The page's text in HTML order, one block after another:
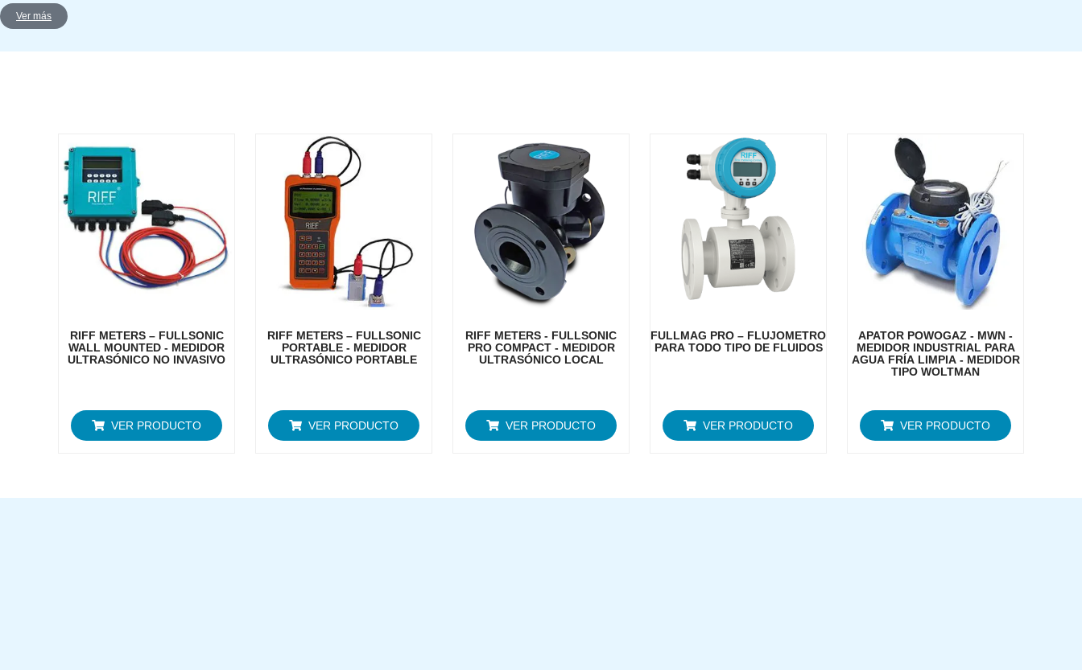
Ver más
RIFF METERS – FULLSONIC
WALL MOUNTED - MEDIDOR
ULTRASÓNICO NO INVASIVO
VER PRODUCTO
RIFF METERS – FULLSONIC
PORTABLE - MEDIDOR
ULTRASÓNICO PORTABLE
VER PRODUCTO
RIFF METERS - FULLSONIC
PRO COMPACT - MEDIDOR
ULTRASÓNICO LOCAL
VER PRODUCTO
FULLMAG PRO – FLUJOMETRO
PARA TODO TIPO DE FLUIDOS
VER PRODUCTO
APATOR POWOGAZ - MWN -
MEDIDOR INDUSTRIAL PARA
AGUA FRÍA LIMPIA - MEDIDOR
TIPO WOLTMAN
VER PRODUCTO